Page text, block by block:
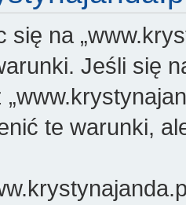
się na
Jeśli się
te warunki,